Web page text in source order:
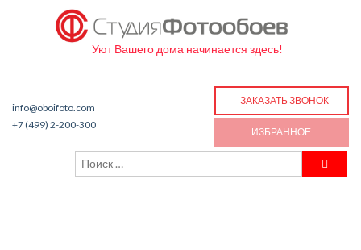
Уют Вашего дома начинается здесь!
info@oboifoto.com
+7 (499) 2-200-300
ЗАКАЗАТЬ ЗВОНОК
ИЗБРАННОЕ